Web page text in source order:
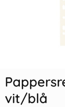
55 kr/
vit/blå